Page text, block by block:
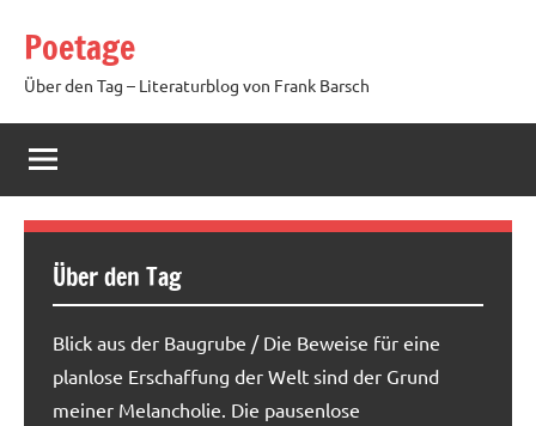
Inhalt
springen
Poetage
Über den Tag – Literaturblog von Frank Barsch
Über den Tag
Blick aus der Baugrube / Die Beweise für eine
planlose Erschaffung der Welt sind der Grund
meiner Melancholie. Die pausenlose